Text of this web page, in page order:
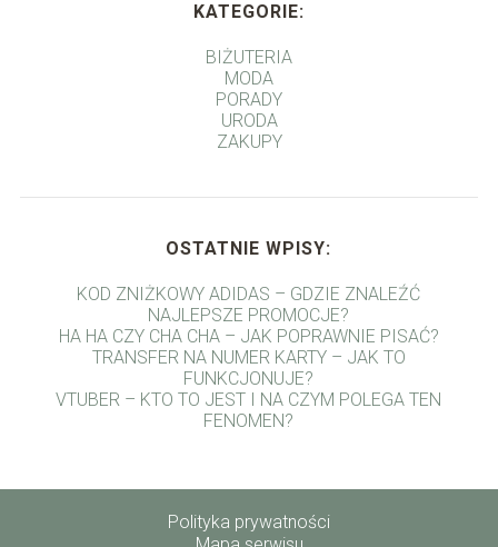
KATEGORIE:
BIŻUTERIA
MODA
PORADY
URODA
ZAKUPY
OSTATNIE WPISY:
KOD ZNIŻKOWY ADIDAS – GDZIE ZNALEŹĆ
NAJLEPSZE PROMOCJE?
HA HA CZY CHA CHA – JAK POPRAWNIE PISAĆ?
TRANSFER NA NUMER KARTY – JAK TO
FUNKCJONUJE?
VTUBER – KTO TO JEST I NA CZYM POLEGA TEN
FENOMEN?
Polityka prywatności